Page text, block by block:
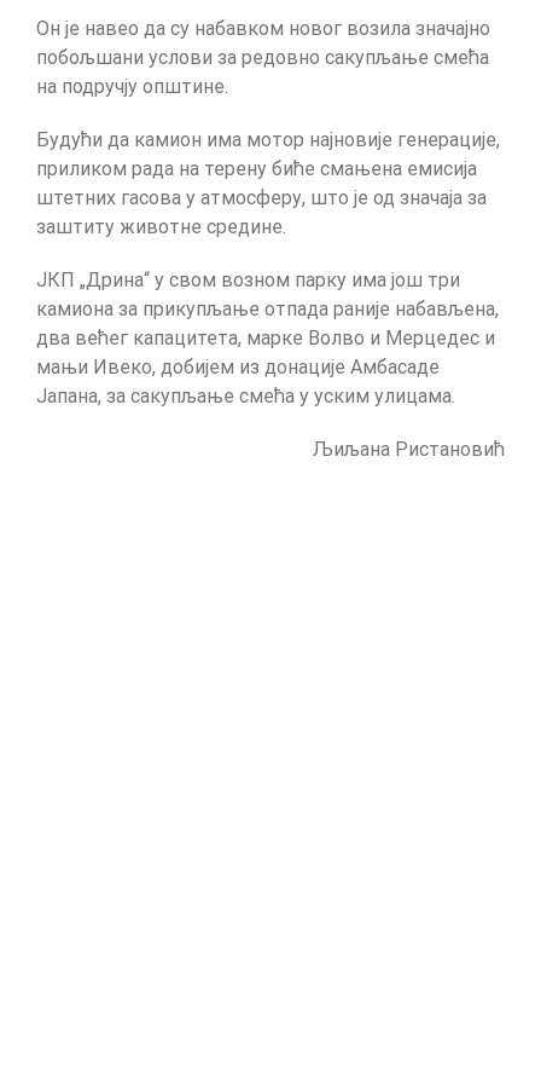
Он је навео да су набавком новог возила значајно
побољшани услови за редовно сакупљање смећа
на подручју општине.
Будући да камион има мотор најновије генерације,
приликом рада на терену биће смањена емисија
штетних гасова у атмосферу, што је од значаја за
заштиту животне средине.
ЈКП „Дрина“ у свом возном парку има још три
камиона за прикупљање отпада раније набављена,
два већег капацитета, марке Волво и Мерцедес и
мањи Ивеко, добијем из донације Амбасаде
Јапана, за сакупљање смећа у уским улицама.
Љиљана Ристановић